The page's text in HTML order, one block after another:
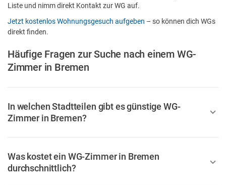
Liste und nimm direkt Kontakt zur WG auf.
Jetzt kostenlos Wohnungsgesuch aufgeben – so können dich WGs
direkt finden.
Häufige Fragen zur Suche nach einem WG-
Zimmer in Bremen
In welchen Stadtteilen gibt es günstige WG-
Zimmer in Bremen?
Was kostet ein WG-Zimmer in Bremen
durchschnittlich?